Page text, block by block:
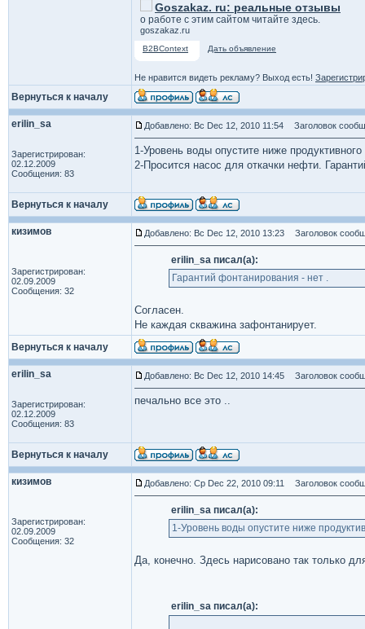
Goszakaz. ru: реальные отзывы
о работе с этим сайтом читайте здесь.
goszakaz.ru
B2BContext Дать объявление
Не нравится видеть рекламу? Выход есть!
Вернуться к началу
erilin_sa
Зарегистрирован:
02.12.2009
Сообщения: 83
Добавлено: Вс Dec 12, 2010 11:54 Заголовок
1-Уровень воды опустите ниже
2-Просится насос для откачки нефти.
Вернуться к началу
кизимов
Зарегистрирован:
02.09.2009
Сообщения: 32
Добавлено: Вс Dec 12, 2010 13:23 Заголовок
erilin_sa писал(а):
Гарантий фонтанирования - нет .
Согласен.
Не каждая скважина зафонтанирует.
Вернуться к началу
erilin_sa
Зарегистрирован:
02.12.2009
Сообщения: 83
Добавлено: Вс Dec 12, 2010 14:45 Заголовок
печально все это ..
Вернуться к началу
кизимов
Зарегистрирован:
02.09.2009
Сообщения: 32
Добавлено: Ср Dec 22, 2010 09:11 Заголовок
erilin_sa писал(а):
1-Уровень воды опустите ниже
Да, конечно. Здесь нарисовано так только
erilin_sa писал(а):